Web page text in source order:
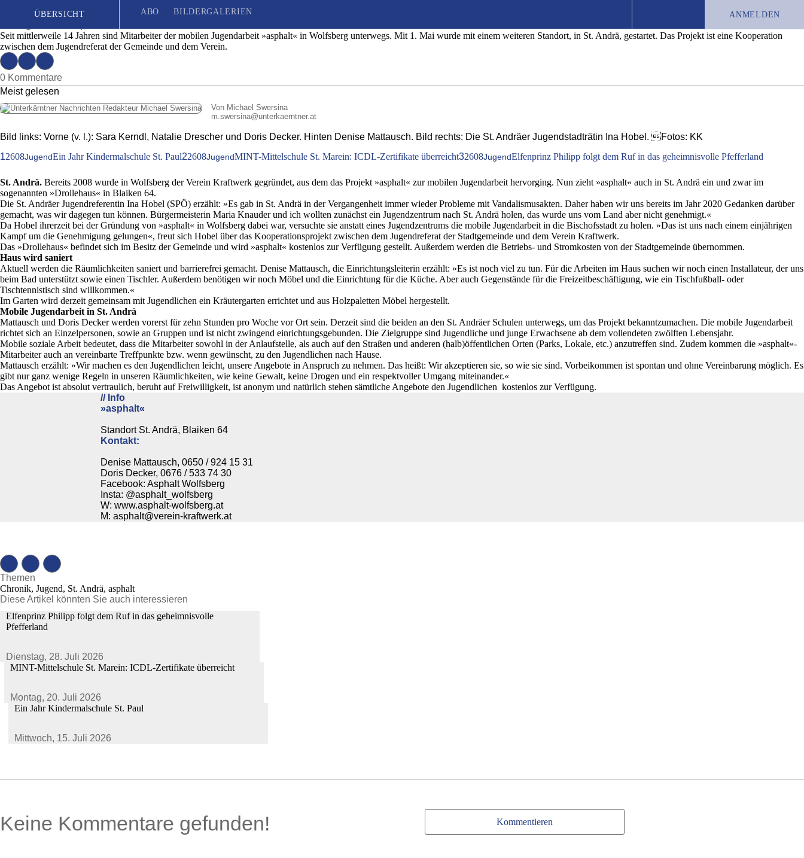
ÜBERSICHT ABO BILDERGALERIEN ANMELDEN
Seit 1887| Das unabhängige Wochenblatt für Unterkärnten
Mobile Jugendarbeit: Der Verein »asphalt« hat kürzlich in St. Andrä eine erste Zweigstelle eröffnet
Ausgabe 23 | Mittwoch, 8. Juni 2022
Seit mittlerweile 14 Jahren sind Mitarbeiter der mobilen Jugendarbeit »asphalt« in Wolfsberg unterwegs. Mit 1. Mai wurde mit einem weiteren Standort, in St. Andrä, gestartet. Das Projekt ist eine Kooperation
zwischen dem Jugendreferat der Gemeinde und dem Verein.
0 Kommentare
Meist gelesen
Von Michael Swersina
m.swersina@unterkaerntner.at
Bild links: Vorne (v. l.): Sara Kerndl, Natalie Drescher und Doris Decker. Hinten Denise Mattausch. Bild rechts: Die St. Andräer Jugendstadträtin Ina Hobel. Fotos: KK
12608JugendEin Jahr Kindermalschule St. Paul22608JugendMINT-Mittelschule St. Marein: ICDL-Zertifikate überreicht32608JugendElfenprinz Philipp folgt dem Ruf in das geheimnisvolle Pfefferland
St. Andrä. Bereits 2008 wurde in Wolfsberg der Verein Kraftwerk gegründet, aus dem das Projekt »asphalt« zur mobilen Jugendarbeit hervorging. Nun zieht »asphalt« auch in St. Andrä ein und zwar im
sogenannten »Drollehaus« in Blaiken 64.
Die St. Andräer Jugendreferentin Ina Hobel (SPÖ) erzählt: »Es gab in St. Andrä in der Vergangenheit immer wieder Probleme mit Vandalismusakten. Daher haben wir uns bereits im Jahr 2020 Gedanken darüber
gemacht, was wir dagegen tun können. Bürgermeisterin Maria Knauder und ich wollten zunächst ein Jugendzentrum nach St. Andrä holen, das wurde uns vom Land aber nicht genehmigt.«
Da Hobel ihrerzeit bei der Gründung von »asphalt« in Wolfsberg dabei war, versuchte sie anstatt eines Jugendzentrums die mobile Jugendarbeit in die Bischofsstadt zu holen. »Das ist uns nach einem einjährigen
Kampf um die Genehmigung gelungen«, freut sich Hobel über das Kooperationsprojekt zwischen dem Jugendreferat der Stadtgemeinde und dem Verein Kraftwerk.
Das »Drollehaus« befindet sich im Besitz der Gemeinde und wird »asphalt« kostenlos zur Verfügung gestellt. Außerdem werden die Betriebs- und Stromkosten von der Stadtgemeinde übernommen.
Haus wird saniert
Aktuell werden die Räumlichkeiten saniert und barrierefrei gemacht. Denise Mattausch, die Einrichtungsleiterin erzählt: »Es ist noch viel zu tun. Für die Arbeiten im Haus suchen wir noch einen Installateur, der uns
beim Bad unterstützt sowie einen Tischler. Außerdem benötigen wir noch Möbel und die Einrichtung für die Küche. Aber auch Gegenstände für die Freizeitbeschäftigung, wie ein Tischfußball- oder
Tischtennistisch sind willkommen.«
Im Garten wird derzeit gemeinsam mit Jugendlichen ein Kräutergarten errichtet und aus Holzpaletten Möbel hergestellt.
Mobile Jugendarbeit in St. Andrä
Mattausch und Doris Decker werden vorerst für zehn Stunden pro Woche vor Ort sein. Derzeit sind die beiden an den St. Andräer Schulen unterwegs, um das Projekt bekanntzumachen. Die mobile Jugendarbeit
richtet sich an Einzelpersonen, sowie an Gruppen und ist nicht zwingend einrichtungsgebunden. Die Zielgruppe sind Jugendliche und junge Erwachsene ab dem vollendeten zwölften Lebensjahr.
Mobile soziale Arbeit bedeutet, dass die Mitarbeiter sowohl in der Anlaufstelle, als auch auf den Straßen und anderen (halb)öffentlichen Orten (Parks, Lokale, etc.) anzutreffen sind. Zudem kommen die »asphalt«-
Mitarbeiter auch an vereinbarte Treffpunkte bzw. wenn gewünscht, zu den Jugendlichen nach Hause.
Mattausch erzählt: »Wir machen es den Jugendlichen leicht, unsere Angebote in Anspruch zu nehmen. Das heißt: Wir akzeptieren sie, so wie sie sind. Vorbeikommen ist spontan und ohne Vereinbarung möglich. Es
gibt nur ganz wenige Regeln in unseren Räumlichkeiten, wie keine Gewalt, keine Drogen und ein respektvoller Umgang miteinander.«
Das Angebot ist absolut vertraulich, beruht auf Freiwilligkeit, ist anonym und natürlich stehen sämtliche Angebote den Jugendlichen kostenlos zur Verfügung.
// Info
»asphalt«
Standort St. Andrä, Blaiken 64
Kontakt:
Denise Mattausch, 0650 / 924 15 31
Doris Decker, 0676 / 533 74 30
Facebook: Asphalt Wolfsberg
Insta: @asphalt_wolfsberg
W: www.asphalt-wolfsberg.at
M: asphalt@verein-kraftwerk.at
Themen
Chronik, Jugend, St. Andrä, asphalt
Diese Artikel könnten Sie auch interessieren
Elfenprinz Philipp folgt dem Ruf in das geheimnisvolle
Pfefferland
Dienstag, 28. Juli 2026
MINT-Mittelschule St. Marein: ICDL-Zertifikate überreicht
Montag, 20. Juli 2026
Ein Jahr Kindermalschule St. Paul
Mittwoch, 15. Juli 2026
0 Kommentare Kommentieren
Keine Kommentare gefunden!